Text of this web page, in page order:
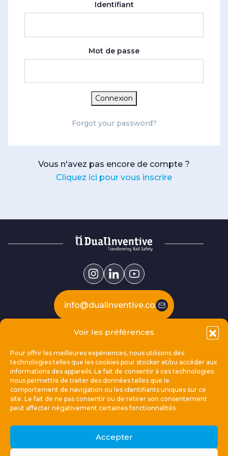
Voir les préférences
Pour offrir les meilleures expériences, nous utilisons des
technologies telles que les cookies pour stocker et/ou accéder aux
informations des appareils. Le fait de consentir à ces technologies
nous permettra de traiter des données telles que le
comportement de navigation ou les identifiants uniques sur ce
site. Le fait de ne pas consentir ou de retirer son consentement
peut affecter négativement certaines fonctionnalités.
Accepter
Identifiant
Mot de passe
Connexion
Forgot your password?
Vous n'avez pas encore de compte ?
Cliquez ici pour vous inscrire
info@dualinventive.com
This is Dual Inventive
Locations
General links